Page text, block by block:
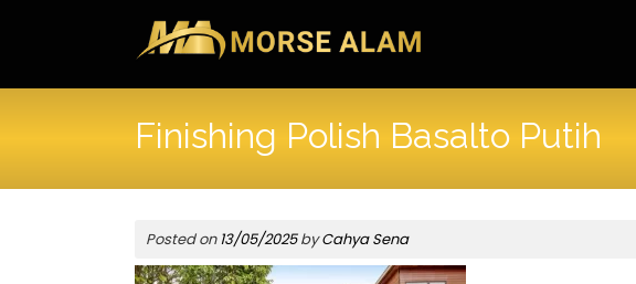
Finishing Polish Basalto Putih
Posted on13/05/2025byCahya Sena